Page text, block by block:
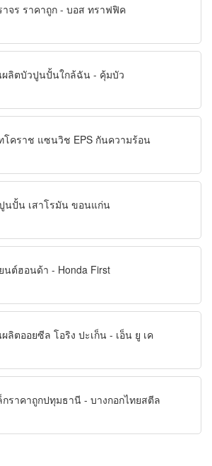
าจร ราคาถูก - บอส ทราฟฟิค
ผลิตบัวปูนปั้นใกล้ฉัน - คุ้มบัว
โคราช แซนวิช EPS กันความร้อน
นปั้น เสาโรมัน ขอนแก่น
นต์ฮอนด้า - Honda First
ลิตออยซีล โอริง ปะเก็น - เอ็น ยู เค
กราคาถูกปทุมธานี - บางกอกไทยสตีล